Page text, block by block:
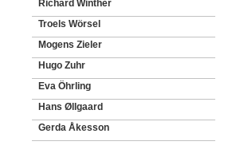
Richard Winther
Troels Wörsel
Mogens Zieler
Hugo Zuhr
Eva Öhrling
Hans Øllgaard
Gerda Åkesson